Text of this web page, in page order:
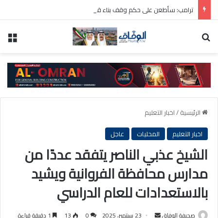
ترامب: سأطعن على حكم وقف بناء قاعة الاحتفالات بالبيت الأبيض
الرئيسية/اخبار التعليم
اخبار التعليم
المحليات عاجل
الشيخ عذبي الناصر يتفقد عددًا من
مدارس محافظة الفروانية ويشيد
بالاستعدادات للعام الدراسي
صحيفة الوفاق أرسل 23 سبتمبر، 2025 0
13